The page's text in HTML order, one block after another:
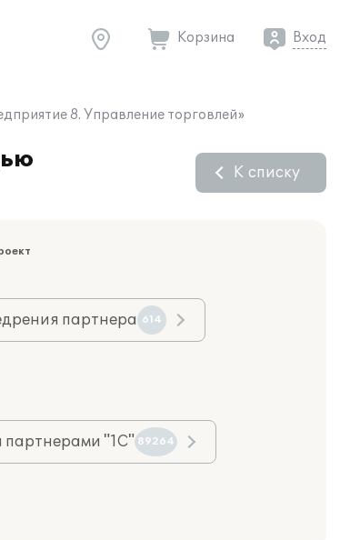
Корзина Вход
8. Управление торговлей»
К списку
партнера 614
партнерами "1С" 89264